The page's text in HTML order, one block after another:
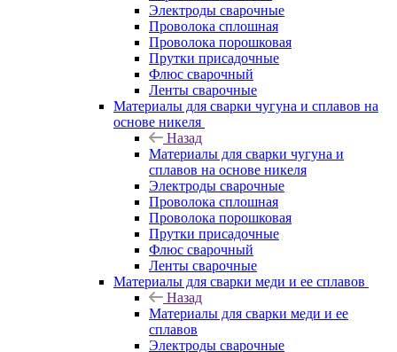
Электроды сварочные
Проволока сплошная
Проволока порошковая
Прутки присадочные
Флюс сварочный
Ленты сварочные
Материалы для сварки чугуна и сплавов на
основе никеля
Назад
Материалы для сварки чугуна и
сплавов на основе никеля
Электроды сварочные
Проволока сплошная
Проволока порошковая
Прутки присадочные
Флюс сварочный
Ленты сварочные
Материалы для сварки меди и ее сплавов
Назад
Материалы для сварки меди и ее
сплавов
Электроды сварочные